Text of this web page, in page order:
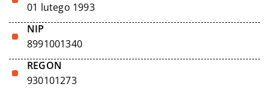
01 lutego 1993
NIP
8991001340
REGON
930101273